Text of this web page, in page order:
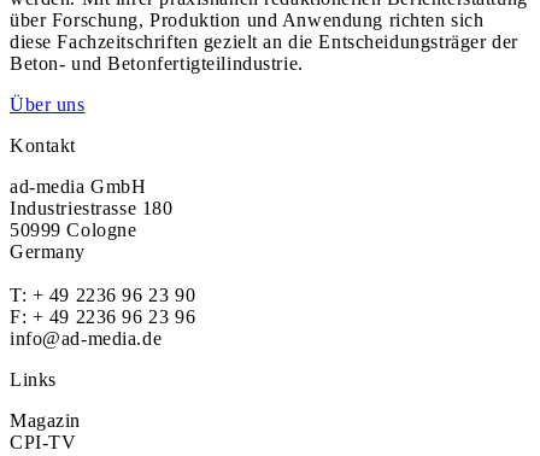
über Forschung, Produktion und Anwendung richten sich
diese Fachzeitschriften gezielt an die Entscheidungsträger der
Beton- und Betonfertigteilindustrie.
Über uns
Kontakt
ad-media GmbH
Industriestrasse 180
50999 Cologne
Germany
T: + 49 2236 96 23 90
F: + 49 2236 96 23 96
info@ad-media.de
Links
Magazin
CPI-TV